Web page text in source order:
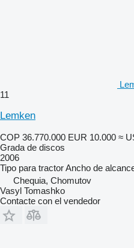
11
Lemken
COP 36.770.000 EUR 10.000 ≈
Grada de discos
2006
Tipo para tractorAncho de
Chequia, Chomutov
Vasyl Tomashko
Contacte con el vendedor